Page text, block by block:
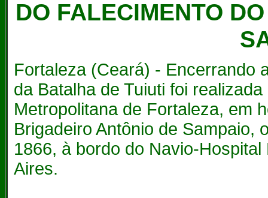
DO FALECIMENTO
Fortaleza (Ceará) - Encerrando
da Batalha de Tuiuti foi
Metropolitana de Fortaleza, em
Brigadeiro Antônio de Sampaio,
1866, à bordo do Navio-
Aires.